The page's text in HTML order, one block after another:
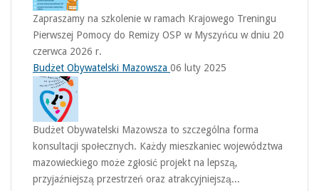
Zapraszamy na szkolenie w ramach Krajowego Treningu
Pierwszej Pomocy do Remizy OSP w Myszyńcu w dniu 20
czerwca 2026 r.
Budżet Obywatelski Mazowsza 06 luty 2025
Budżet Obywatelski Mazowsza to szczególna forma
konsultacji społecznych. Każdy mieszkaniec województwa
mazowieckiego może zgłosić projekt na lepszą,
przyjaźniejszą przestrzeń oraz atrakcyjniejszą...